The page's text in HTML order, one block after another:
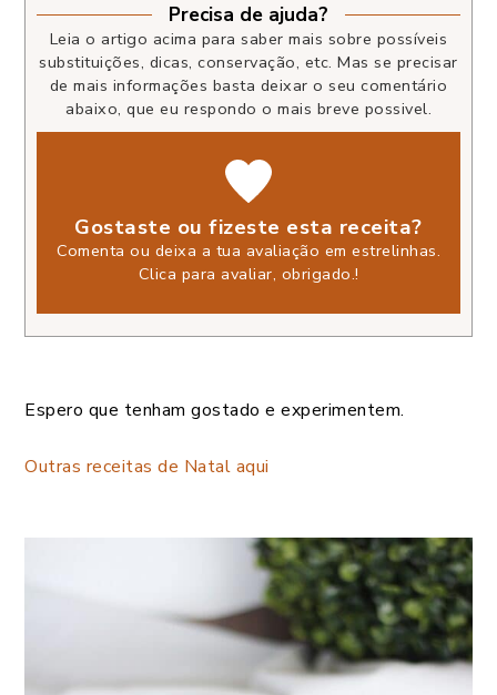
Precisa de ajuda?
Leia o artigo acima para saber mais sobre possíveis
substituições, dicas, conservação, etc. Mas se precisar
de mais informações basta deixar o seu comentário
abaixo, que eu respondo o mais breve possivel.
Gostaste ou fizeste esta receita?
Comenta ou deixa a tua avaliação em estrelinhas.
Clica para avaliar, obrigado.!
Espero que tenham gostado e experimentem.
Outras receitas de Natal aqui